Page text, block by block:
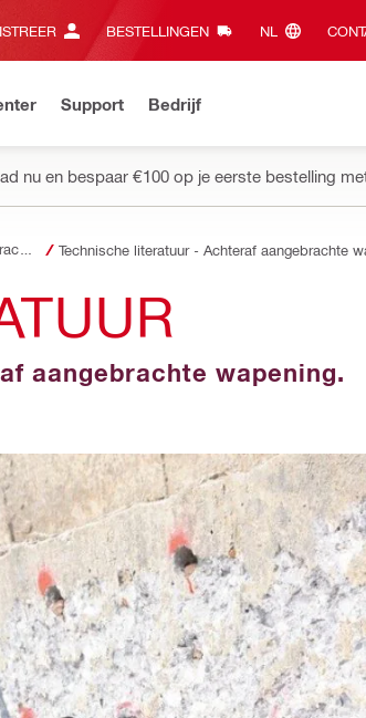
BESTELLINGEN NL‎
Support Bedrijf
nu en bespaar €100 op je eerste bestelling
Technische literatuur - Achteraf aangebrachte
aangebrachte wapening.